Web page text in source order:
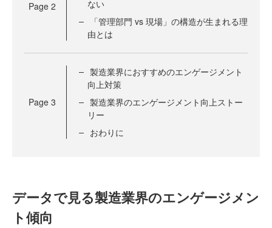
Page 2
ない
「管理部門 vs 現場」の構造が生まれる理
由とは
Page 3
製造業界におすすめのエンゲージメント
向上対策
製造業界のエンゲージメント向上ストー
リー
おわりに
データで見る製造業界のエンゲージメン
ト傾向